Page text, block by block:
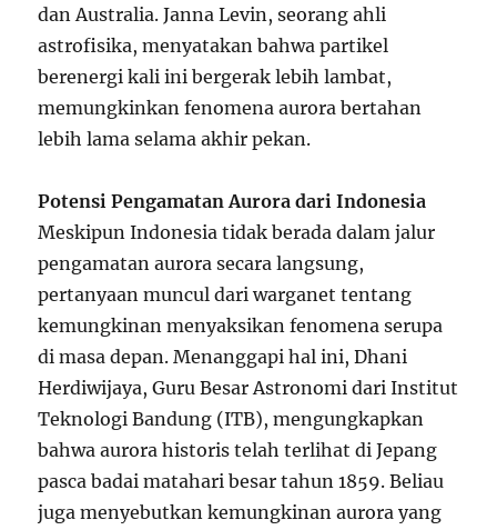
dan Australia. Janna Levin, seorang ahli
astrofisika, menyatakan bahwa partikel
berenergi kali ini bergerak lebih lambat,
memungkinkan fenomena aurora bertahan
lebih lama selama akhir pekan.
Potensi Pengamatan Aurora dari Indonesia
Meskipun Indonesia tidak berada dalam jalur
pengamatan aurora secara langsung,
pertanyaan muncul dari warganet tentang
kemungkinan menyaksikan fenomena serupa
di masa depan. Menanggapi hal ini, Dhani
Herdiwijaya, Guru Besar Astronomi dari Institut
Teknologi Bandung (ITB), mengungkapkan
bahwa aurora historis telah terlihat di Jepang
pasca badai matahari besar tahun 1859. Beliau
juga menyebutkan kemungkinan aurora yang